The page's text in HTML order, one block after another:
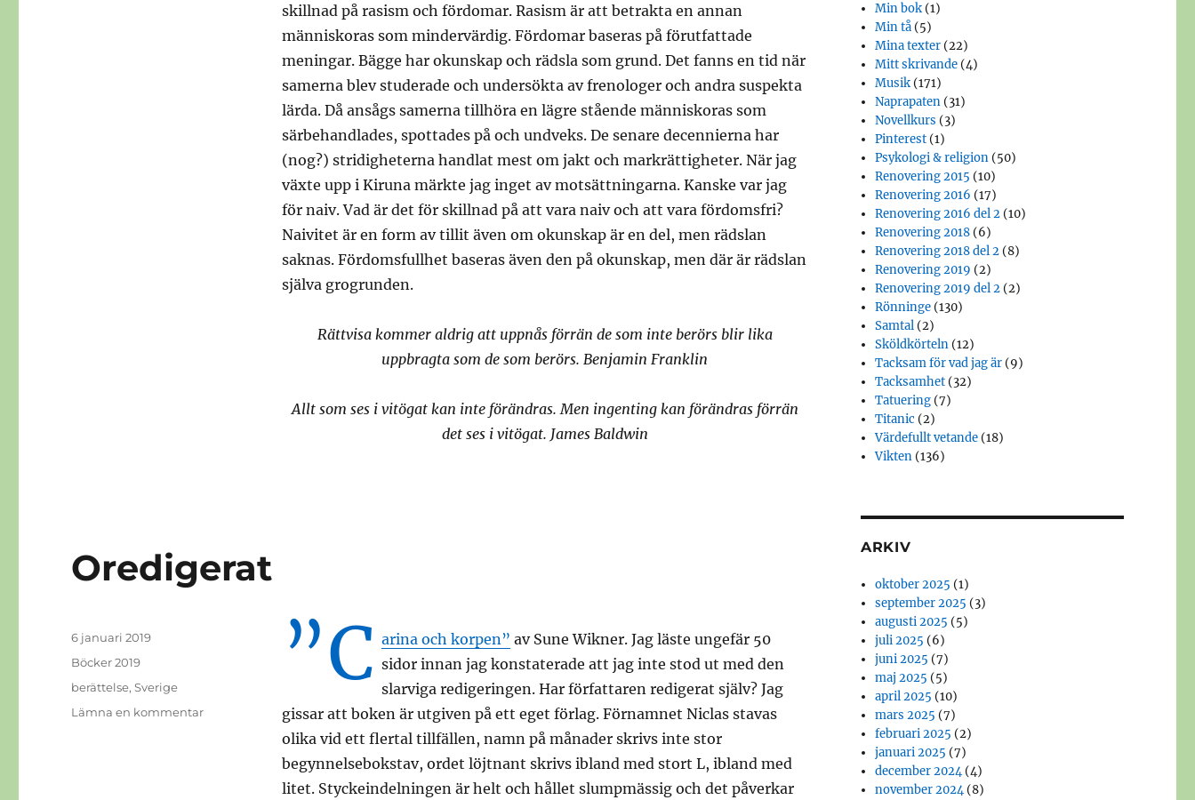
skillnad på rasism och fördomar. Rasism är att betrakta en annan
människoras som mindervärdig. Fördomar baseras på förutfattade
meningar. Bägge har okunskap och rädsla som grund. Det fanns en tid när
samerna blev studerade och undersökta av frenologer och andra suspekta
lärda. Då ansågs samerna tillhöra en lägre stående människoras som
särbehandlades, spottades på och undveks. De senare decennierna har
(nog?) stridigheterna handlat mest om jakt och markrättigheter. När jag
växte upp i Kiruna märkte jag inget av motsättningarna. Kanske var jag
för naiv. Vad är det för skillnad på att vara naiv och att vara fördomsfri?
Naivitet är en form av tillit även om okunskap är en del, men rädslan
saknas. Fördomsfullhet baseras även den på okunskap, men där är rädslan
själva grogrunden.
Rättvisa kommer aldrig att uppnås förrän de som inte berörs blir lika
uppbragta som de som berörs. Benjamin Franklin
Allt som ses i vitögat kan inte förändras. Men ingenting kan förändras förrän
det ses i vitögat. James Baldwin
Oredigerat
”C arina och korpen” av Sune Wikner. Jag läste ungefär 50
sidor innan jag konstaterade att jag inte stod ut med den
slarviga redigeringen. Har författaren redigerat själv? Jag
gissar att boken är utgiven på ett eget förlag. Förnamnet Niclas stavas
olika vid ett flertal tillfällen, namn på månader skrivs inte stor
begynnelsebokstav, ordet löjtnant skrivs ibland med stort L, ibland med
litet. Styckeindelningen är helt och hållet slumpmässig och det påverkar
Publicerat
den
6 januari 2019
Kategorier
Böcker 2019
Etiketter
berättelse,Sverige
Lämna en kommentartill
Min bok (1)
Min tå (5)
Mina texter (22)
Mitt skrivande (4)
Musik (171)
Naprapaten (31)
Novellkurs (3)
Pinterest (1)
Psykologi & religion (50)
Renovering 2015 (10)
Renovering 2016 (17)
Renovering 2016 del 2 (10)
Renovering 2018 (6)
Renovering 2018 del 2 (8)
Renovering 2019 (2)
Renovering 2019 del 2 (2)
Rönninge (130)
Samtal (2)
Sköldkörteln (12)
Tacksam för vad jag är (9)
Tacksamhet (32)
Tatuering (7)
Titanic (2)
Värdefullt vetande (18)
Vikten (136)
ARKIV
oktober 2025 (1)
september 2025 (3)
augusti 2025 (5)
juli 2025 (6)
juni 2025 (7)
maj 2025 (5)
april 2025 (10)
mars 2025 (7)
februari 2025 (2)
januari 2025 (7)
december 2024(4)
november 2024(8)